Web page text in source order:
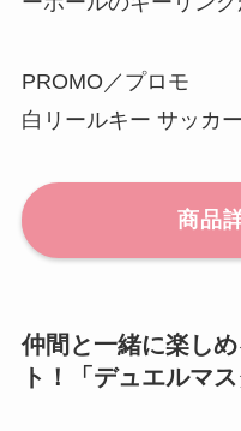
PROMO／プロモ
白リールキー サッカ
商品
仲間と一緒に楽し
ト！「デュエルマ